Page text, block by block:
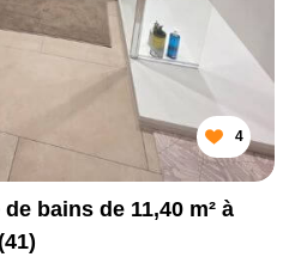
4
bains de 11,40 m² à